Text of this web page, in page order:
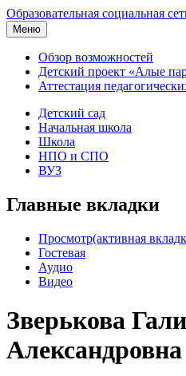
Образовательная социальная
Меню
Обзор возможностей
Детский проект «Алые
Аттестация
Детский сад
Начальная школа
Школа
НПО и СПО
ВУЗ
Главные вкладки
Просмотр(активная
Гостевая
Аудио
Видео
Зверькова
Александровна